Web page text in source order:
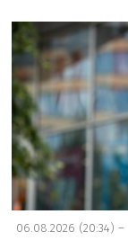
a
06.08.2026 (20:34) –